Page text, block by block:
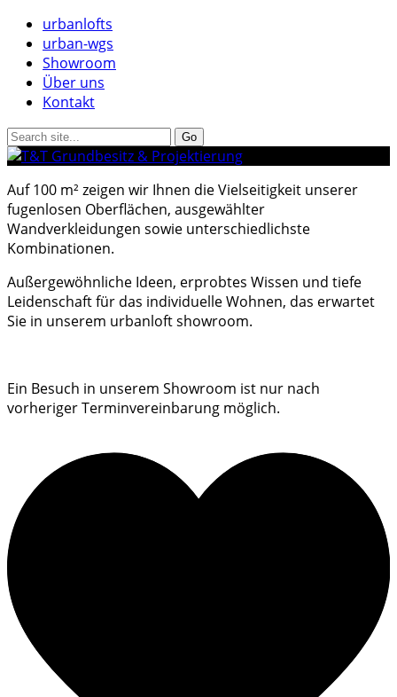
urbanlofts
urban-wgs
Showroom
Über uns
Kontakt
Auf 100 m² zeigen wir Ihnen die Vielseitigkeit unserer
fugenlosen Oberflächen, ausgewählter
Wandverkleidungen sowie unterschiedlichste
Kombinationen.
Außergewöhnliche Ideen, erprobtes Wissen und tiefe
Leidenschaft für das individuelle Wohnen, das erwartet
Sie in unserem urbanloft showroom.
Ein Besuch in unserem Showroom ist nur nach
vorheriger Terminvereinbarung möglich.